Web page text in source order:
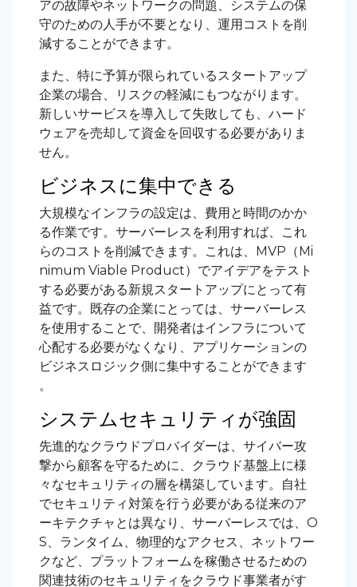
アの故障やネットワークの問題、システムの保
守のための人手が不要となり、運用コストを削
減することができます。
また、特に予算が限られているスタートアップ
企業の場合、リスクの軽減にもつながります。
新しいサービスを導入して失敗しても、ハード
ウェアを売却して資金を回収する必要がありま
せん。
ビジネスに集中できる
大規模なインフラの設定は、費用と時間のかか
る作業です。サーバーレスを利用すれば、これ
らのコストを削減できます。これは、MVP（Mi
nimum Viable Product）でアイデアをテスト
する必要がある新規スタートアップにとって有
益です。既存の企業にとっては、サーバーレス
を使用することで、開発者はインフラについて
心配する必要がなくなり、アプリケーションの
ビジネスロジック側に集中することができます
。
システムセキュリティが強固
先進的なクラウドプロバイダーは、サイバー攻
撃から顧客を守るために、クラウド基盤上に様
々なセキュリティの層を構築しています。自社
でセキュリティ対策を行う必要がある従来のア
ーキテクチャとは異なり、サーバーレスでは、O
S、ランタイム、物理的なアクセス、ネットワー
クなど、プラットフォームを稼働させるための
関連技術のセキュリティをクラウド事業者がす